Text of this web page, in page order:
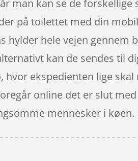
man kan se de
på toilettet med din
hele vejen gennem
kan de sendes til
ekspedienten lige
online det er slut
mennesker i køen.